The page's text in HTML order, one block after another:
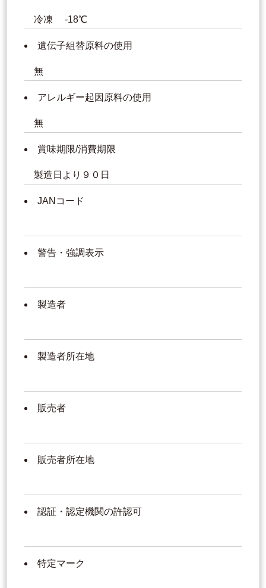
冷凍 -18℃
遺伝子組替原料の使用
無
アレルギー起因原料の使用
無
賞味期限/消費期限
製造日より９０日
JANコード
警告・強調表示
製造者
製造者所在地
販売者
販売者所在地
認証・認定機関の許認可
特定マーク